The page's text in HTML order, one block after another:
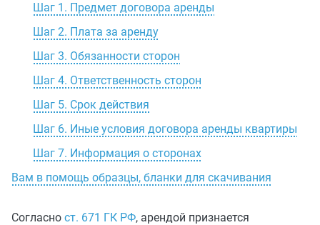
Шаг 1. Предмет договора аренды
Шаг 2. Плата за аренду
Шаг 3. Обязанности сторон
Шаг 4. Ответственность сторон
Шаг 5. Срок действия
Шаг 6. Иные условия договора аренды квартиры
Шаг 7. Информация о сторонах
Вам в помощь образцы, бланки для скачивания
Согласно ст. 671 ГК РФ, арендой признается